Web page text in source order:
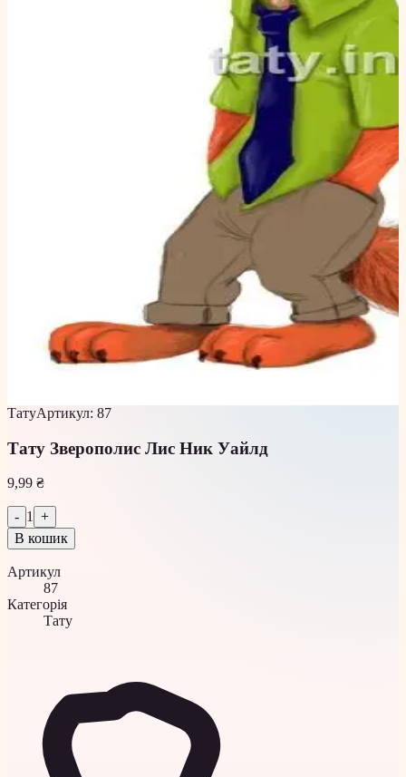
ТатуАртикул: 87
Тату Зверополис Лис Ник Уайлд
9,99 ₴
- 1 +
В кошик
Артикул
87
Категорія
Тату